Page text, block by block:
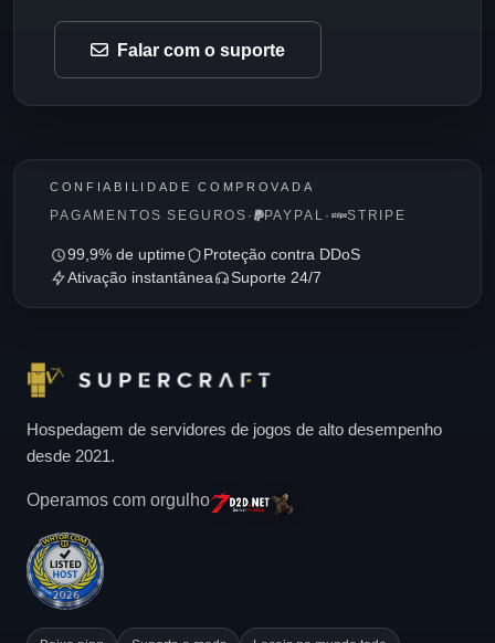
Falar com o suporte
CONFIABILIDADE COMPROVADA
PAGAMENTOS SEGUROS · PAYPAL · STRIPE
99,9% de uptime
Proteção contra DDoS
Ativação instantânea
Suporte 24/7
Hospedagem de servidores de jogos de alto desempenho
desde 2021.
Operamos com orgulho